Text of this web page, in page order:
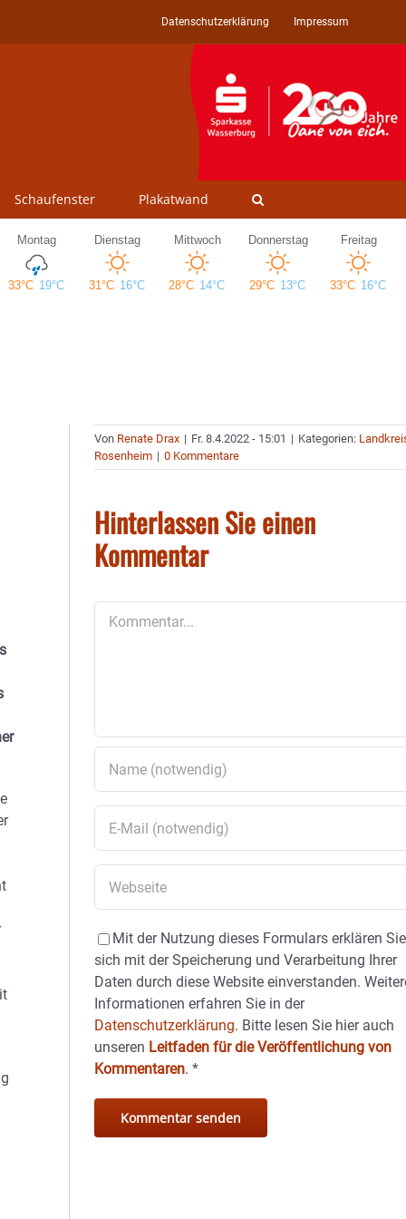
Datenschutzerklärung Impressum
Schaufenster Plakatwand
Von Renate Drax | Fr. 8.4.2022 - 15:01 | Kategorien:
Rosenheim | 0 Kommentare
Hinterlassen Sie einen
Kommentar
Mit der Nutzung dieses Formulars erklären Sie
sich mit der Speicherung und Verarbeitung Ihrer
Daten durch diese Website einverstanden.
Informationen erfahren Sie in der
Datenschutzerklärung. Bitte lesen Sie hier auch
unseren Leitfaden für die Veröffentlichung von
Kommentaren.*